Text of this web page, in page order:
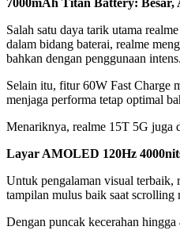
Salah satu daya tarik utama
dalam bidang baterai, realme
bahkan dengan penggunaan intens.
Selain itu, fitur 60W Fast Charge
menjaga performa tetap optimal
Menariknya, realme 15T 5G juga
Layar AMOLED 120Hz
Untuk pengalaman visual terbaik,
tampilan mulus baik saat scrolling
Dengan puncak kecerahan